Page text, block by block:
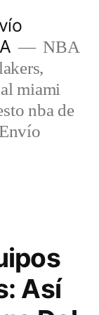
NBA
miami
nba de
Así